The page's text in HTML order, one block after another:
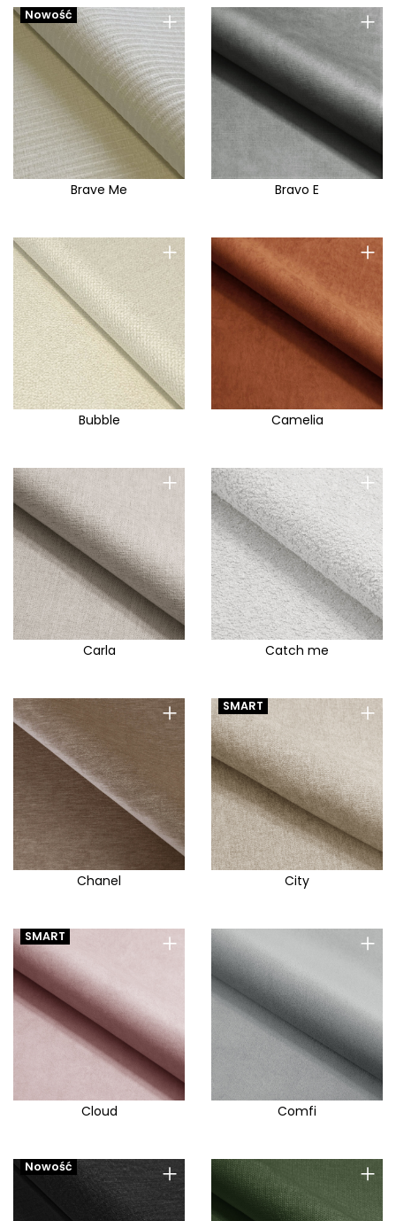
+
Nowość
Brave Me
+
Bravo E
+
Bubble
+
Camelia
+
Carla
+
Catch me
+
Chanel
+
SMART
City
+
SMART
Cloud
+
Comfi
+
Nowość +